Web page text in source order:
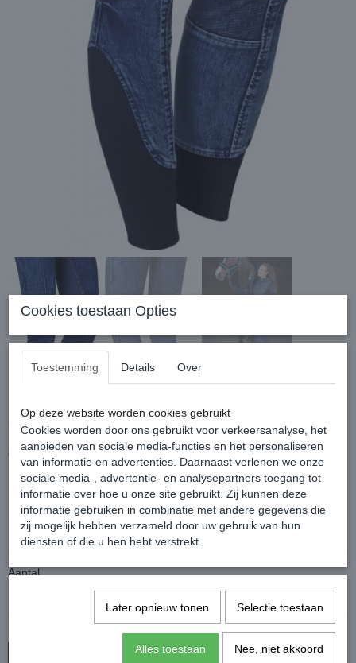
Harry's Horse Rijbroek Denim
Just Ride Lavender Full Grip
€ 79,95 € 34,95 (inclusief btw 21%)
Op voorraad
Maat
Aantal
In winkelwagen
Cookies toestaan Opties
Toestemming Details Over
Op deze website worden cookies gebruikt
Cookies worden door ons gebruikt voor verkeersanalyse, het
aanbieden van sociale media-functies en het personaliseren
van informatie en advertenties. Daarnaast verlenen we onze
sociale media-, advertentie- en analysepartners toegang tot
informatie over hoe u onze site gebruikt. Zij kunnen deze
informatie gebruiken in combinatie met andere gegevens die
zij mogelijk hebben verzameld door uw gebruik van hun
diensten of die u hen hebt verstrekt.
Later opnieuw tonen Selectie toestaan
Alles toestaan Nee, niet akkoord